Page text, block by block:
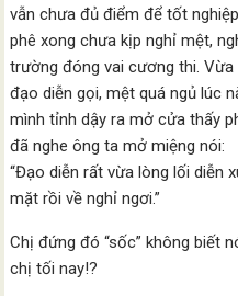
vẫn chưa đủ điểm để tốt
phê xong chưa kịp nghỉ mệt,
trường đóng vai cương thi.
đạo diễn gọi, mệt quá ngủ lúc
mình tỉnh dậy ra mở cửa thấy
đã nghe ông ta mở miệng nói:
“Đạo diễn rất vừa lòng lối diễn
mặt rồi về nghỉ ngơi.”
Chị đứng đó “sốc” không biết
chị tối nay!?